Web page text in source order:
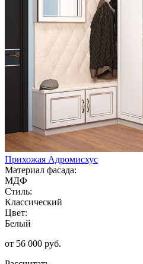
Прихожая Адромисхус
Материал фасада:
МДФ
Стиль:
Классический
Цвет:
Белый
от 56 000 руб.